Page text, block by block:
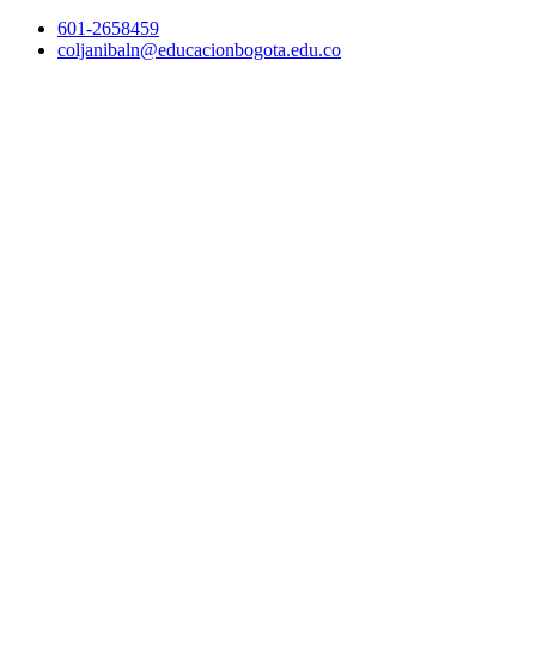
601-2658459
coljanibaln@educacionbogota.edu.co